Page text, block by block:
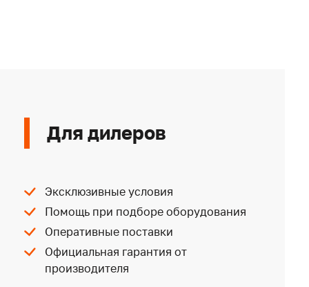
Для дилеров
Эксклюзивные условия
Помощь при подборе оборудования
Оперативные поставки
Официальная гарантия от
производителя